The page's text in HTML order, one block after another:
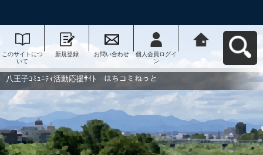
このサイトにつ
いて
新規登録 お問い合わせ
個人会員ログイ
ン
動応援ｻｲﾄ はち
コミねっとへ戻
八王子ｺﾐｭﾆﾃｨ活動応援ｻｲﾄ はちコミねっと